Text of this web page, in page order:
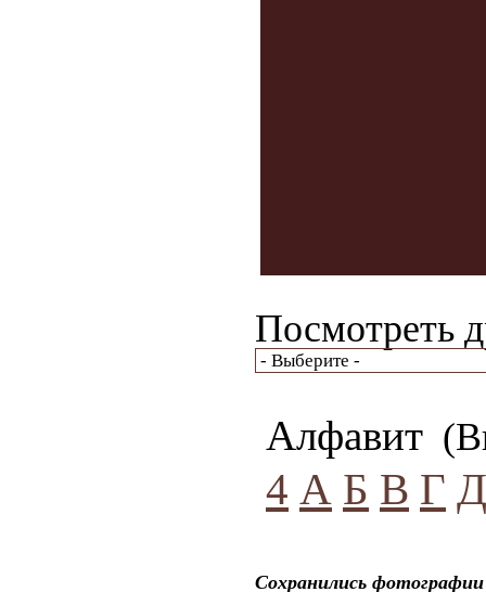
Посмотреть
Алфавит
4 А Б В Г Д
Сохранились